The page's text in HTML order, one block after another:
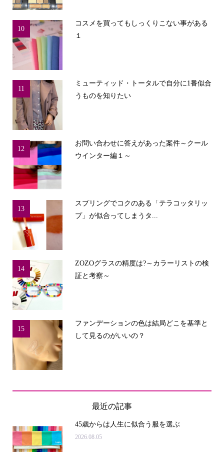
10
コスメを買ってもしっくりこない事がある
１
11
ミューティッド・トータルで自分に1番似合
うものを知りたい
12
お問い合わせに答えがあった案件～クール
ウインター編１～
13
スプリングでコクのある「テラコッタリッ
プ」が似合ってしまうタ...
14
ZOZOグラスの精度は?～カラーリストの検
証と考察～
15
ファンデーションの色は結局どこを基準と
して見るのがいいの？
最近の記事
45歳からは人生に似合う服を選ぶ
2026.08.05